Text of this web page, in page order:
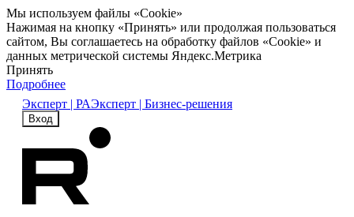
Мы используем файлы «Cookie»
Нажимая на кнопку «Принять» или продолжая пользоваться
сайтом, Вы соглашаетесь на обработку файлов «Cookie» и
данных метрической системы Яндекс.Метрика
Принять
Подробнее
Эксперт | РАЭксперт | Бизнес-решения
Вход